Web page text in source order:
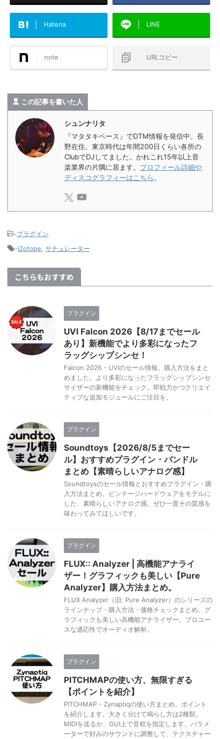
Hatena LINE
note URLコピー
この記事を書いた人
シュンナリタ
『マタタキベース』でDTM情報を発信中。長
野在住。東京時代は年間200日くらい各所の
ClubでDJしてました。かれこれ15年以上音
楽業界の片隅に居ます。 プロフィール詳細や
ディスコグラフィーはこちら 。
-プラグイン
-iZotope サチュレーター
こちらもおすすめ
プラグイン
UVI Falcon 2026【8/17までセール
あり】新機能でより多彩になったフ
ラッグシップシンセ！
Falcon 2026 - UVIのセール情報。購入方法をまと
めました。より多彩になったフラッグシップシンセ
サイザーの新機能をチェック。即戦力かつクリエイ
ティブな追加モジュールにご注目を。
プラグイン
Soundtoys【2026/8/5までセー
ル】おすすめプラグイン・バンドル
まとめ【素晴らしいアナログ感】
Soundtoysのセール情報とおすすめプラグイン・購
入方法まとめ。ビンテージハードウェアをモデルに
した、素晴らしいアナログ感。ぜひ一度その質感を
味わってみてほしいです。
プラグイン
FLUX:: Analyzer | 高機能アナライ
ザー！グラフィックも美しい【Pure
Analyzer】購入方法まとめ。
FLUX Analyzer（旧: Pure Analyzer）のシリーズの
ラインナップ・購入方法・価格チェックまとめ。グ
ラフィックも美しい高機能アナライザー。プロユー
スな適応性でオーディオ解析。
プラグイン
PITCHMAPの使い方、無限すぎる
【ポイントを紹介】
PITCHMAP - Zynaptiqの使い方まとめ。ポイント
を紹介します。大きく分けて鳴らし方は2種類。
MIDIを送るか、GUI上で音程を指定します。パラメ
ーターで好みのサウンドに調整して、テクスチャー